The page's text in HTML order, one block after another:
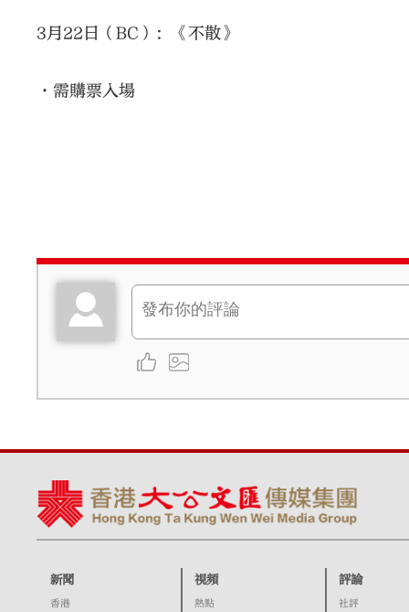
3月22日（BC）：《不散》
•需購票入場
新聞
香港
視頻
熱點
評論
社評